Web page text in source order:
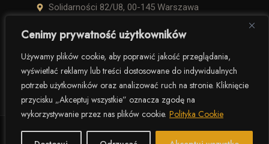
Cenimy prywatność użytkowników
Używamy plików cookie, aby poprawić jakość przeglądania,
wyświetlać reklamy lub treści dostosowane do indywidualnych
potrzeb użytkowników oraz analizować ruch na stronie. Kliknięcie
przycisku „Akceptuj wszystkie” oznacza zgodę na
wykorzystywanie przez nas plików cookie. Polityka Cookie
Solidarności 82/U8, 00-145 Warszawa
+48 506 504 900
krzysztof.lipinski@salinarium.com
Pon. – Pt. 8:00 – 16:00
© 2025 Salinarium – The Salt Company. Wszelkie prawa